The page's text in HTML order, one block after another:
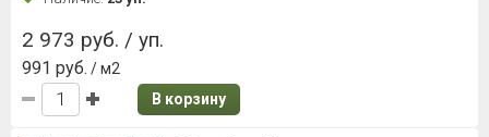
2 973 руб. / уп.
991 руб. / м2
В корзину